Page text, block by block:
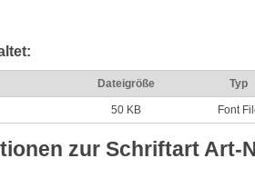
Dateigröße Typ
50 KB Font
zur Schriftart Art-